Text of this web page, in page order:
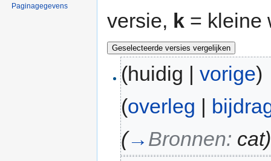
versie, k = kleine
(huidig |vorige)
(overleg |
(→ Bronnen: cat)
Paginagegevens